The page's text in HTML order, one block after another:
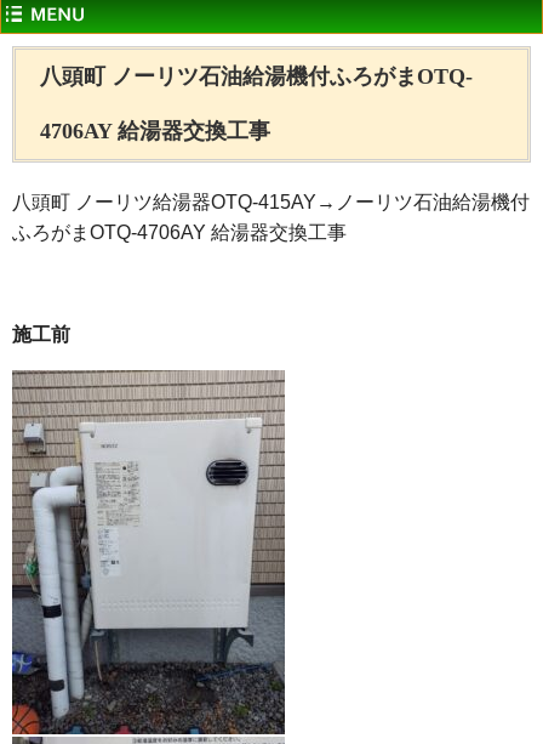
八頭町 ノーリツ石油給湯機付ふろがまOTQ-
4706AY 給湯器交換工事
八頭町 ノーリツ給湯器OTQ-415AY→ノーリツ石油給湯機付
ふろがまOTQ-4706AY 給湯器交換工事
施工前